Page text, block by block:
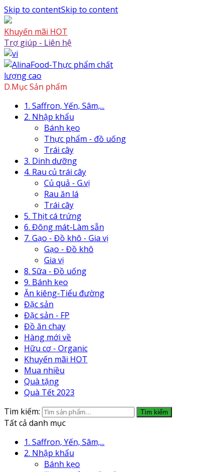
Skip to contentSkip to content
Khuyến mãi HOT
Trợ giúp - Liên hệ
D.Mục Sản phẩm
1. Saffron, Yến, Sâm,...
2. Nhập khẩu
Bánh kẹo
Thực phẩm - đồ uống
Trái cây
3. Dinh dưỡng
4. Rau củ trái cây
Củ quả - G.vị
Rau ăn lá
Trái cây
5. Thịt cá trứng
6. Đông mát-Làm sẵn
7. Gạo - Đồ khô - Gia vị
Gạo - Đồ khô
Gia vị
8. Sữa - Đồ uống
9. Bánh kẹo
Ăn kiêng-Tiểu đường
Đặc sản
Đặc sản - FP
Đồ ăn chay
Hàng mới về
Hữu cơ - Organic
Khuyến mãi HOT
Mua nhiều
Quà tặng
Quà Tết 2023
Tìm kiếm:
Tìm kiếm
Tất cả danh mục
1. Saffron, Yến, Sâm,...
2. Nhập khẩu
Bánh kẹo